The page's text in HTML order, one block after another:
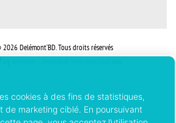
Delémont’BD. Tous droits réservés
cookies à des fins de statistiques,
de marketing ciblé. En poursuivant